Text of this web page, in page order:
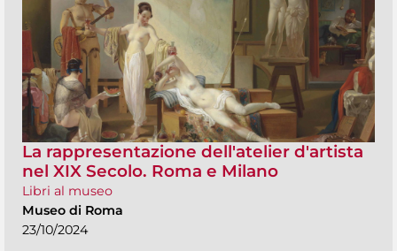
La rappresentazione dell'atelier d'artista
nel XIX Secolo. Roma e Milano
Libri al museo
Museo di Roma
23/10/2024